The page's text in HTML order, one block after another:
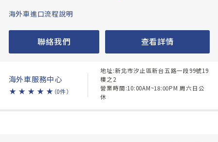
海外車進口流程說明
聯絡我們 查看詳情
海外車服務中心
★ ★ ★ ★ ★ （0件）
地址:新北市汐止區新台五路一段99號19
樓之2
營業時間:10:00AM~18:00PM 周六日公
休